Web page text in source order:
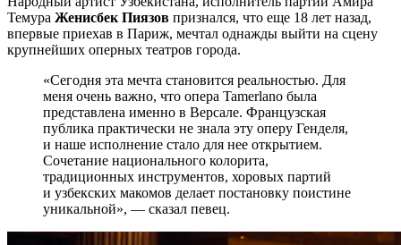
Темура Женисбек Пиязов признался, что еще 18 лет назад,
впервые приехав в Париж, мечтал однажды выйти на сцену
крупнейших оперных театров города.
«Сегодня эта мечта становится реальностью. Для
меня очень важно, что опера Tamerlano была
представлена именно в Версале. Французская
публика практически не знала эту оперу Генделя,
и наше исполнение стало для нее открытием.
Сочетание национального колорита,
традиционных инструментов, хоровых партий
и узбекских макомов делает постановку поистине
уникальной», — сказал певец.